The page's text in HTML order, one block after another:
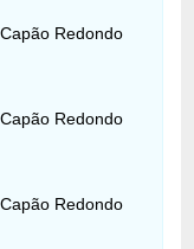
Redondo
Redondo
Redondo